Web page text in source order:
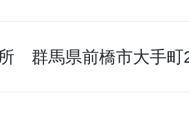
群馬県前橋市大手町